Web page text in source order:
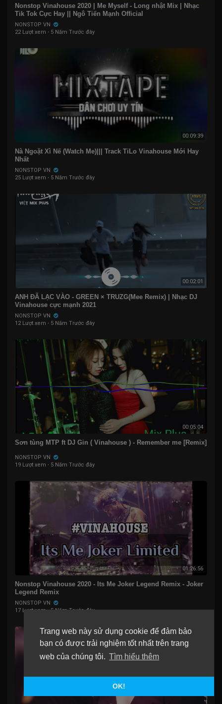
Trang web này sử dụng cookie để đảm bảo
bạn có được trải nghiệm tốt nhất trên trang
web của chúng tôi. Tìm hiểu thêm
OK!
Nonstop Vinahouse 2020 | Me Myself - Long nhật Mix | Nhạc
Tik Tok Cực Hay || Ngô Tiến Mạnh Official
NONSTOP VN
22 Lượt xem · 5 Năm Trước đây
00:09:39
Nà Ngoặt Xì Nế (Watch Me)||| Track TiLo Vinahouse Mới Hay
Nhất
NONSTOP VN
25 Lượt xem · 5 Năm Trước đây
00:02:01
ANH ĐÃ LẠC VÀO - GREEN × TRUZG(Mee Remix) | Nhạc DJ
Vinahouse cực mạnh 2021
NONSTOP VN
12 Lượt xem · 5 Năm Trước đây
00:05:04
Sơn tùng MTP ft DJ Gin ( Vinahouse ) - Remember me [Remix]
NONSTOP VN
19 Lượt xem · 5 Năm Trước đây
01:26:56
Nonstop Vinahouse 2020 - Its Me Joker Legend Remix - Joker
Legend Remix
NONSTOP VN
17 Lượt xem · 5 Năm Trước đây